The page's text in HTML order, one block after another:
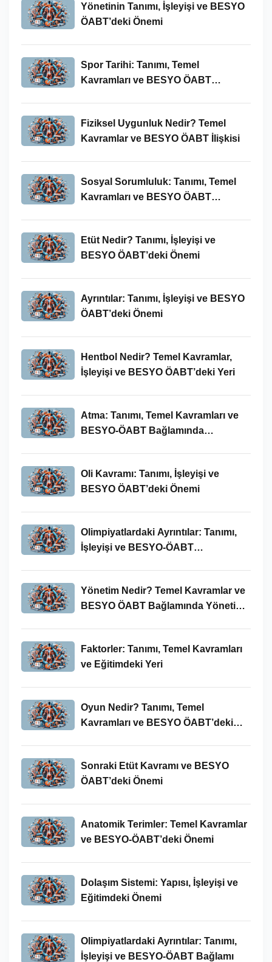
Yönetinin Tanımı, İşleyişi ve BESYO
ÖABT’deki Önemi
Spor Tarihi: Tanımı, Temel
Kavramları ve BESYO ÖABT
Fiziksel Uygunluk Nedir? Temel
Kavramlar ve BESYO ÖABT İlişkisi
Sosyal Sorumluluk: Tanımı, Temel
Kavramları ve BESYO ÖABT
Etüt Nedir? Tanımı, İşleyişi ve
BESYO ÖABT’deki Önemi
Ayrıntılar: Tanımı, İşleyişi ve BESYO
ÖABT’deki Önemi
Hentbol Nedir? Temel Kavramlar,
İşleyişi ve BESYO ÖABT’deki Yeri
Atma: Tanımı, Temel Kavramları ve
BESYO-ÖABT Bağlamında
Oli Kavramı: Tanımı, İşleyişi ve
BESYO ÖABT’deki Önemi
Olimpiyatlardaki Ayrıntılar: Tanımı,
İşleyişi ve BESYO-ÖABT
Yönetim Nedir? Temel Kavramlar ve
BESYO ÖABT Bağlamında Yönetim
Faktorler: Tanımı, Temel Kavramları
ve Eğitimdeki Yeri
Oyun Nedir? Tanımı, Temel
Kavramları ve BESYO ÖABT’deki
Sonraki Etüt Kavramı ve BESYO
ÖABT’deki Önemi
Anatomik Terimler: Temel Kavramlar
ve BESYO-ÖABT’deki Önemi
Dolaşım Sistemi: Yapısı, İşleyişi ve
Eğitimdeki Önemi
Olimpiyatlardaki Ayrıntılar: Tanımı,
İşleyişi ve BESYO-ÖABT Bağlamı